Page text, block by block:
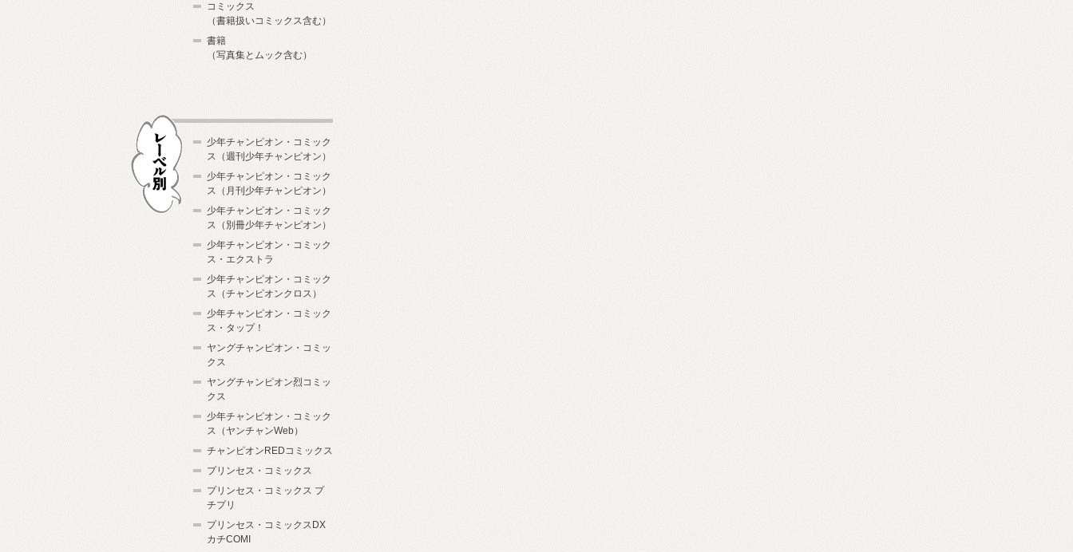
コミックス
（書籍扱いコミックス含む）
書籍
（写真集とムック含む）
少年チャンピオン・コミック
ス（週刊少年チャンピオン）
少年チャンピオン・コミック
ス（月刊少年チャンピオン）
少年チャンピオン・コミック
ス（別冊少年チャンピオン）
少年チャンピオン・コミック
ス・エクストラ
少年チャンピオン・コミック
ス（チャンピオンクロス）
少年チャンピオン・コミック
ス・タップ！
ヤングチャンピオン・コミッ
クス
ヤングチャンピオン烈コミッ
クス
少年チャンピオン・コミック
ス（ヤンチャンWeb）
チャンピオンREDコミックス
プリンセス・コミックス
プリンセス・コミックス プ
チプリ
プリンセス・コミックスDX
カチCOMI